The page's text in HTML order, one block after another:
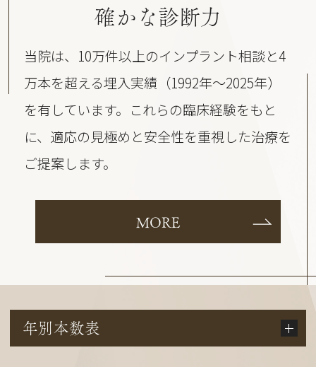
確かな診断力
当院は、10万件以上のインプラント相談と4
万本を超える埋入実績（1992年〜2025年）
を有しています。これらの臨床経験をもと
に、適応の見極めと安全性を重視した治療を
ご提案します。
MORE
年別本数表